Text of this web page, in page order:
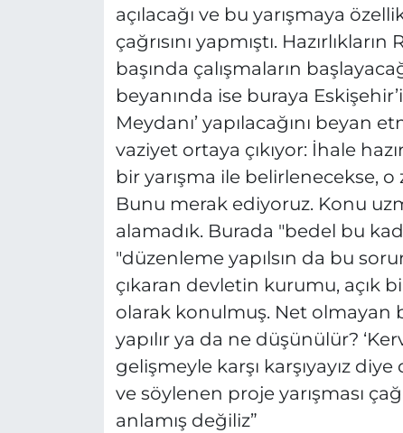
açılacağı ve bu yarışmaya
çağrısını yapmıştı.
başında çalışmaların
beyanında ise buraya
Meydanı’ yapılacağını beyan
vaziyet ortaya çıkıyor: İhale
bir yarışma ile belirlenecekse, o
Bunu merak ediyoruz. Konu
alamadık. Burada "bedel bu
"düzenleme yapılsın da bu
çıkaran devletin kurumu, açık
olarak konulmuş. Net olmayan
yapılır ya da ne düşünülür?
gelişmeyle karşı karşıyayız
ve söylenen proje yarışması
anlamış değiliz”